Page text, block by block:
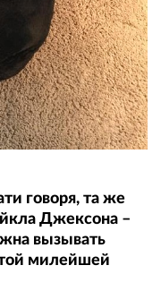
говоря, та же
Джексона –
вызывать
милейшей